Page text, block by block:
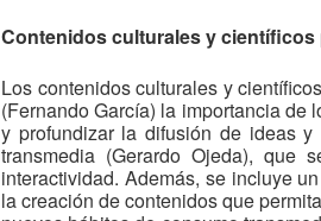
Contenidos culturales y científicos
Los contenidos culturales y
(Fernando García) la importancia de
y profundizar la difusión de ideas
transmedia (Gerardo Ojeda), que
interactividad. Además, se incluye
la creación de contenidos que